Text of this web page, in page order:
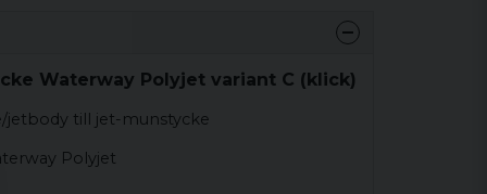
Waterway Polyjet variant C (klick)
jetbody till jet-munstycke
Polyjet